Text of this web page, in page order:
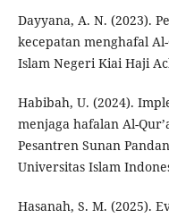
Dayyana, A. N. (2023).
kecepatan menghafal
Islam Negeri Kiai Haji
Habibah, U. (2024).
menjaga hafalan Al-
Pesantren Sunan
Universitas Islam
Hasanah, S. M. (2025).